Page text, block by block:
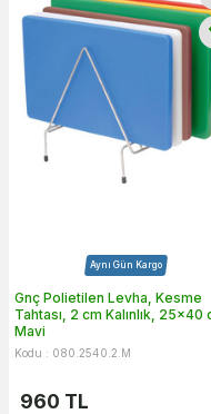
Aynı Gün Kargo
Gnç Polietilen Levha, Kesme
Tahtası, 2 cm Kalınlık, 25x40
Mavi
Kodu : 080.2540.2.M
960 TL